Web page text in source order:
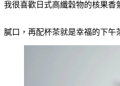
我很喜歡日式高纖穀物的核果香
膩口，再配杯茶就是幸福的下午